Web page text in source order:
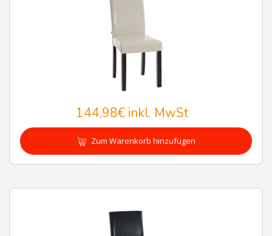
144,98€inkl. MwSt
Zum Warenkorb hinzufügen